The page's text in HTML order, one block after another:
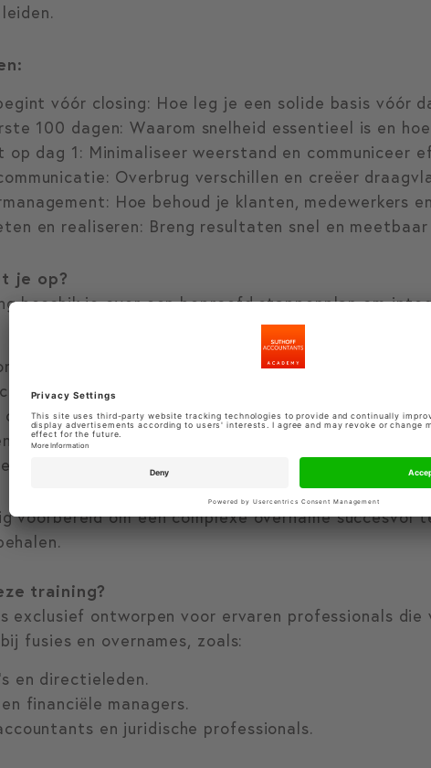
vóór closing: Hoe leg je een solide basis vóór
100 dagen: Waarom snelheid essentieel is en
op dag 1: Minimaliseer weerstand en communiceer
Overbrug verschillen en creëer
Hoe behoud je klanten, medewerkers
en realiseren: Breng resultaten snel en
je op?
beschik je over een beproefd stappenplan om
vergroot en versnelt.
herkent en kan overbruggen
met klanten, medewerkers en
governance-uitdagingen beheerst.
en focus houdt op waardecreatie.
voorbereid om een complexe overname succesvol
training?
exclusief ontworpen voor ervaren professionals
fusies en overnames, zoals:
en directieleden.
financiële managers.
en juridische professionals.